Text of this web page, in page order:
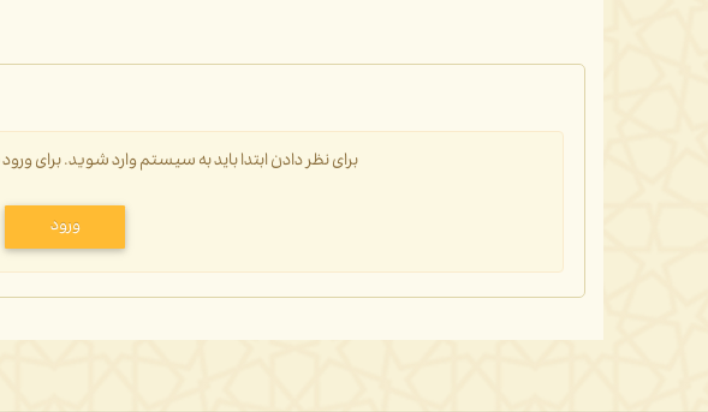
برای نظر دادن ابتدا باید به سیستم وارد شوید. برای
ورود